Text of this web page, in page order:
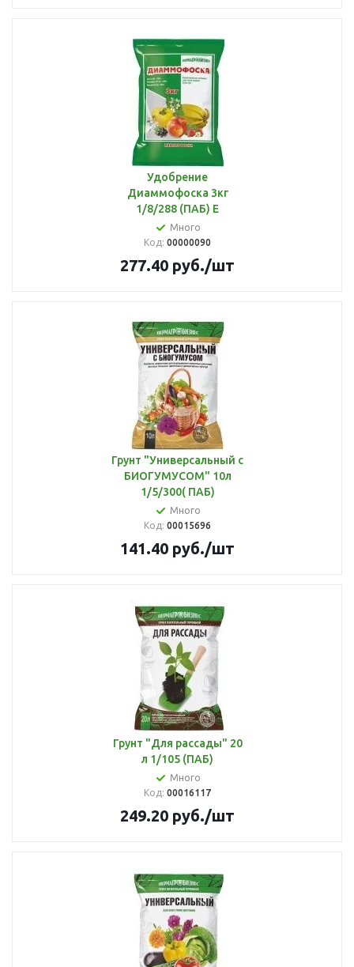
Удобрение
Диаммофоска 3кг
1/8/288 (ПАБ) Е
Много
Код: 00000090
277.40 руб./шт
Грунт "Универсальный с
БИОГУМУСОМ" 10л
1/5/300( ПАБ)
Много
Код: 00015696
141.40 руб./шт
Грунт "Для рассады" 20
л 1/105 (ПАБ)
Много
Код: 00016117
249.20 руб./шт